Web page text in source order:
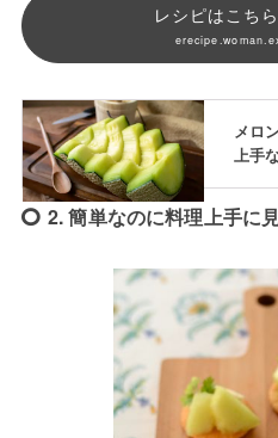
レシピはこち
メロ
上手
2. 簡単なのに料理上手に